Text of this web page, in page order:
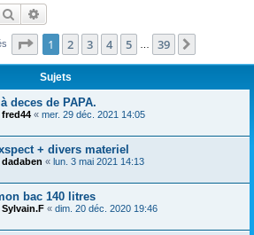
c
Rechercher
Page 1sur39
1 2 3 4 5 39
Sujets
deces de PAPA.
fred44 « mer. 29 déc. 2021 14:05
+ divers materiel
dadaben « lun. 3 mai 2021 14:13
bac 140 litres
Sylvain.F « dim. 20 déc. 2020 19:46